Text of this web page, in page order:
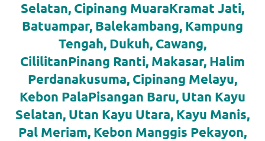
https://www.stockswatches.com
anchor
https://
check
this
link
Selatan, Cipinang MuaraKramat Jati,
Batuampar, Balekambang, Kampung
Tengah, Dukuh, Cawang,
CililitanPinang Ranti, Makasar, Halim
Perdanakusuma, Cipinang Melayu,
Kebon PalaPisangan Baru, Utan Kayu
Selatan, Utan Kayu Utara, Kayu Manis,
Pal Meriam, Kebon Manggis Pekayon,